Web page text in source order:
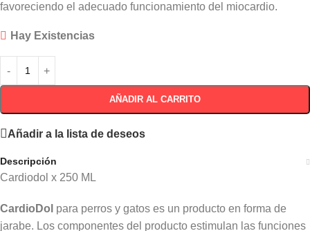
favoreciendo el adecuado funcionamiento del miocardio.
Hay Existencias
AÑADIR AL CARRITO
Añadir a la lista de deseos
Descripción
Cardiodol x 250 ML
CardioDol para perros y gatos es un producto en forma de
jarabe. Los componentes del producto estimulan las funciones